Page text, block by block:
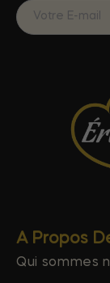
A Propos
Qui sommes